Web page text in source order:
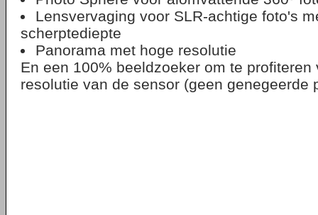
Lensvervaging voor SLR-achtige foto's
scherptediepte
Panorama met hoge resolutie
En een 100% beeldzoeker om te profiteren
resolutie van de sensor (geen genegeerde